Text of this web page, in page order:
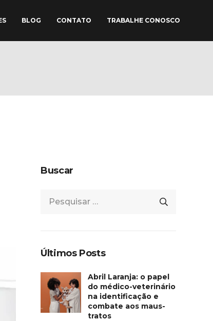
BLOG CONTATO TRABALHE CONOSCO
Buscar
Pesquisar
Últimos Posts
Abril Laranja: o papel
do médico-veterinário
na identificação e
combate aos maus-
tratos